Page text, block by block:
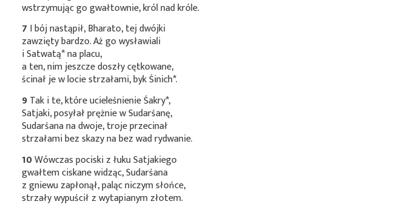
wstrzymując go gwałtownie, król nad króle.
7 I bój nastąpił, Bharato, tej dwójki
zawzięty bardzo. Aż go wysławiali
iSatwatą*na placu,
a ten, nim jeszcze doszły cętkowane,
ścinał je w locie strzałami, bykŚinich*.
9Tak i te, które ucieleśnienieŚakry*,
Satjaki, posyłał prężnie w Sudarśanę,
Sudarśana na dwoje, troje przecinał
strzałami bez skazy na bez wad rydwanie.
10Wówczas pociski z łuku Satjakiego
gwałtem ciskane widząc, Sudarśana
z gniewu zapłonął, paląc niczym słońce,
strzały wypuścił z wytapianym złotem.